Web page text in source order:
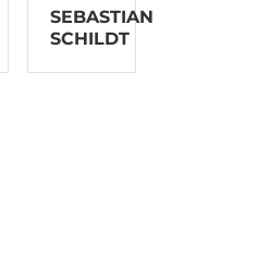
SEBASTIAN
SCHILDT